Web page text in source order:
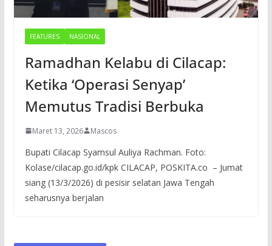
FEATURES NASIONAL
Ramadhan Kelabu di Cilacap:
Ketika ‘Operasi Senyap’
Memutus Tradisi Berbuka
Maret 13, 2026 Mascos
Bupati Cilacap Syamsul Auliya Rachman. Foto:
Kolase/cilacap.go.id/kpk CILACAP, POSKITA.co – Jumat
siang (13/3/2026) di pesisir selatan Jawa Tengah
seharusnya berjalan